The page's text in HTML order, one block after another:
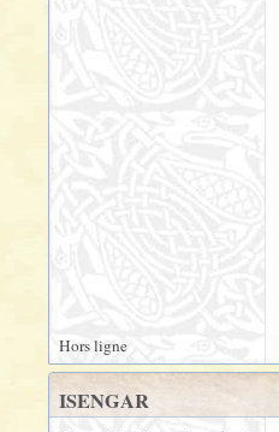
Hors ligne
ISENGAR